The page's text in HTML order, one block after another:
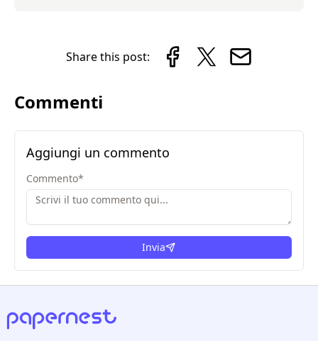
Share this post:
Commenti
Aggiungi un commento
Commento*
Invia